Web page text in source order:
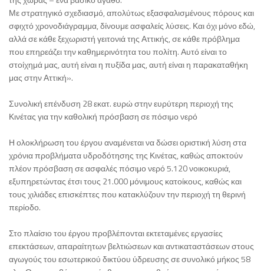
Με στρατηγικό σχεδιασμό, απολύτως εξασφαλισμένους πόρους και
σφιχτό χρονοδιάγραμμα, δίνουμε ασφαλείς λύσεις. Και όχι μόνο εδώ,
αλλά σε κάθε ξεχωριστή γειτονιά της Αττικής, σε κάθε πρόβλημα
που επηρεάζει την καθημερινότητα του πολίτη. Αυτό είναι το
στοίχημά μας, αυτή είναι η πυξίδα μας, αυτή είναι η παρακαταθήκη
μας στην Αττική».
Συνολική επένδυση 28 εκατ. ευρώ στην ευρύτερη περιοχή της
Κινέτας για την καθολική πρόσβαση σε πόσιμο νερό
Η ολοκλήρωση του έργου αναμένεται να δώσει οριστική λύση στα
χρόνια προβλήματα υδροδότησης της Κινέτας, καθώς αποκτούν
πλέον πρόσβαση σε ασφαλές πόσιμο νερό 5.120 νοικοκυριά,
εξυπηρετώντας έτσι τους 21.000 μόνιμους κατοίκους, καθώς και
τους χιλιάδες επισκέπτες που κατακλύζουν την περιοχή τη θερινή
περίοδο.
Στο πλαίσιο του έργου προβλέπονται εκτεταμένες εργασίες
επεκτάσεων, απαραίτητων βελτιώσεων και αντικαταστάσεων στους
αγωγούς του εσωτερικού δικτύου ύδρευσης σε συνολικό μήκος 58